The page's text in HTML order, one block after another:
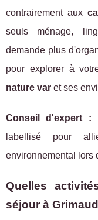
contrairement aux
seuls ménage,
demande plus
pour explorer à
nature var et ses
Conseil d'expert :
labellisé pour
environnemental lors
Quelles
séjour à